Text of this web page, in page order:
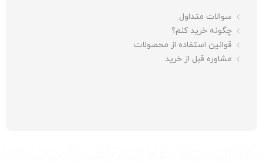
سوالات متداول
چگونه خرید کنم؟
قوانین استفاده از محصولات
مشاوره قبل از خرید